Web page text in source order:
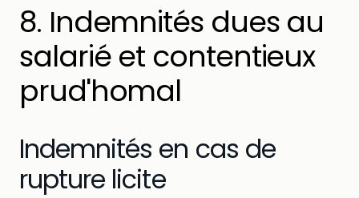
8. Indemnités dues au
salarié et contentieux
prud'homal
Indemnités en cas de
rupture licite